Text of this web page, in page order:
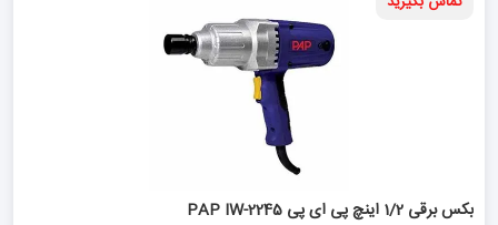
بکس برقی 1/2 اینچ پی ای پی PAP IW-2245